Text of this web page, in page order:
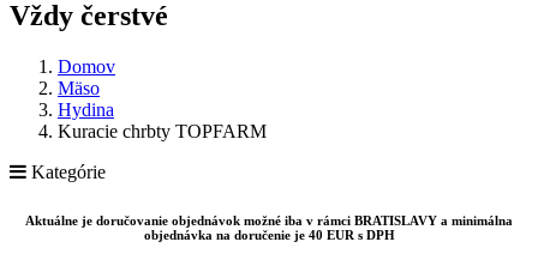
Vždy čerstvé
Domov
Mäso
Hydina
Kuracie chrbty TOPFARM
Kategórie
Aktuálne je doručovanie objednávok možné iba v rámci BRATISLAVY a minimálna
objednávka na doručenie je 40 EUR s DPH